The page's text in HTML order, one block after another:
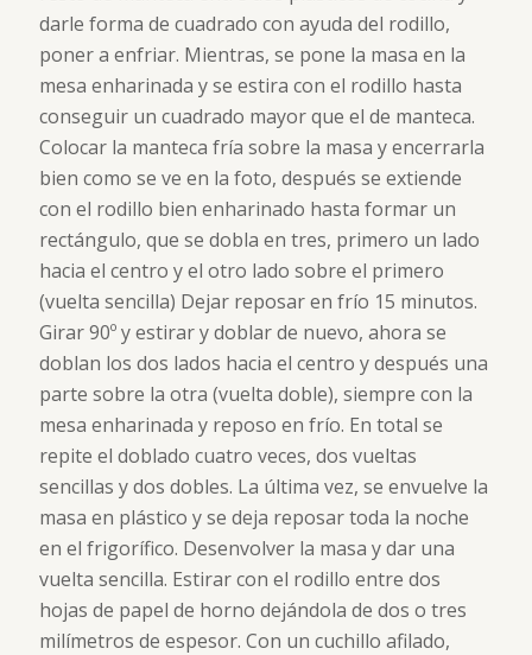
darle forma de cuadrado con ayuda del rodillo,
poner a enfriar. Mientras, se pone la masa en la
mesa enharinada y se estira con el rodillo hasta
conseguir un cuadrado mayor que el de manteca.
Colocar la manteca fría sobre la masa y encerrarla
bien como se ve en la foto, después se extiende
con el rodillo bien enharinado hasta formar un
rectángulo, que se dobla en tres, primero un lado
hacia el centro y el otro lado sobre el primero
(vuelta sencilla) Dejar reposar en frío 15 minutos.
Girar 90º y estirar y doblar de nuevo, ahora se
doblan los dos lados hacia el centro y después una
parte sobre la otra (vuelta doble), siempre con la
mesa enharinada y reposo en frío. En total se
repite el doblado cuatro veces, dos vueltas
sencillas y dos dobles. La última vez, se envuelve la
masa en plástico y se deja reposar toda la noche
en el frigorífico. Desenvolver la masa y dar una
vuelta sencilla. Estirar con el rodillo entre dos
hojas de papel de horno dejándola de dos o tres
milímetros de espesor. Con un cuchillo afilado,